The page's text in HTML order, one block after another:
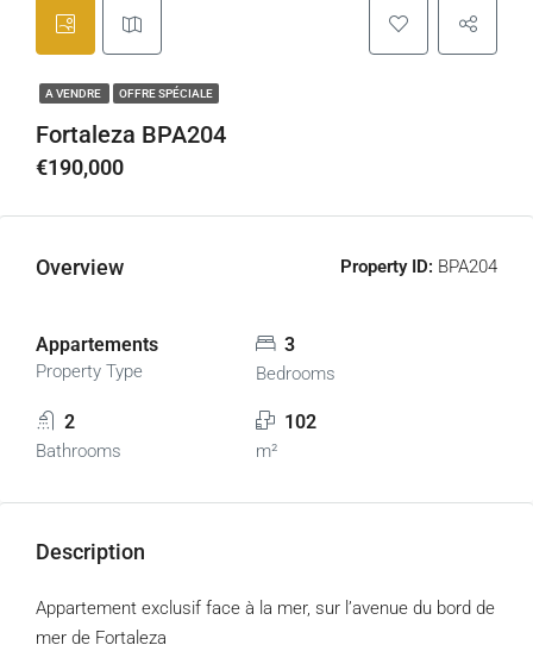
A VENDRE OFFRE SPÉCIALE
Fortaleza BPA204
€190,000
Overview Property ID: BPA204
Appartements
Property Type
3
Bedrooms
2
Bathrooms
102
m²
Description
Appartement exclusif face à la mer, sur l’avenue du bord de
mer de Fortaleza